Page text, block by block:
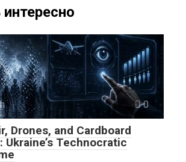
0
Drones, and Cardboard
Ukraine’s Technocratic